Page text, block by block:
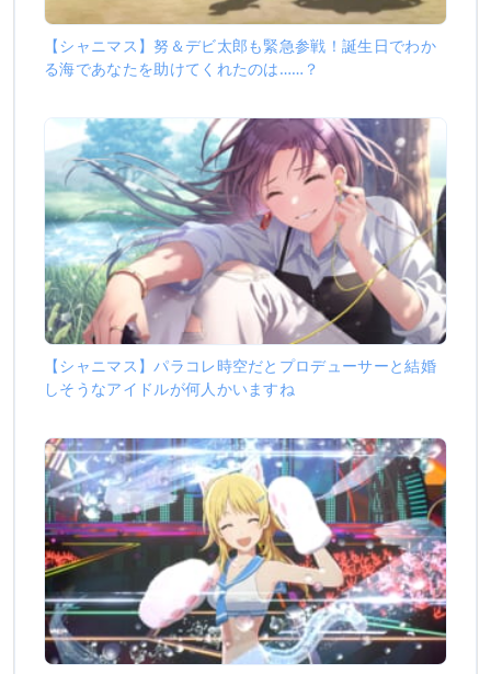
【シャニマス】努＆デビ太郎も緊急参戦！誕生日でわか
る海であなたを助けてくれたのは……？
【シャニマス】パラコレ時空だとプロデューサーと結婚
しそうなアイドルが何人かいますね